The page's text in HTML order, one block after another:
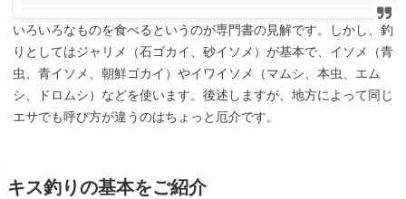
いろいろなものを食べるというのが専門書の見解です。しかし、釣
りとしてはジャリメ（石ゴカイ、砂イソメ）が基本で、イソメ（青
虫、青イソメ、朝鮮ゴカイ）やイワイソメ（マムシ、本虫、エム
シ、ドロムシ）などを使います。後述しますが、地方によって同じ
エサでも呼び方が違うのはちょっと厄介です。
キス釣りの基本をご紹介